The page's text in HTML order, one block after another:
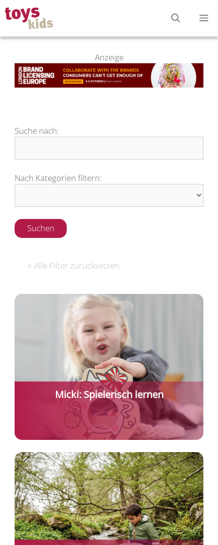
Zum
Inhalt
springen
Anzeige
Suche nach:
Nach Kategorien filtern:
Micki: Spielerisch lernen